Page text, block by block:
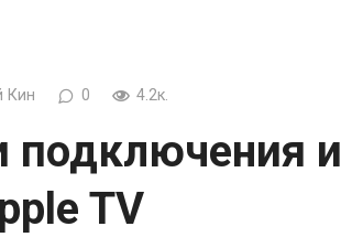
Кин 0 4.2к.
подключения и
TV